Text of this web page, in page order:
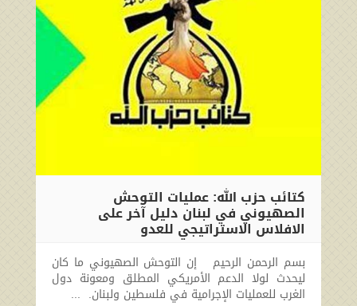
كتائب حزب الله: عمليات التوحش
الصهيوني في لبنان دليل آخر على
الافلاس الاستراتيجي للعدو
بسم الرحمن الرحيم إن التوحش الصهيوني ما كان
ليحدث لولا الدعم الأمريكي المطلق ومعونة دول
الغرب للعمليات الإجرامية في فلسطين ولبنان. ...